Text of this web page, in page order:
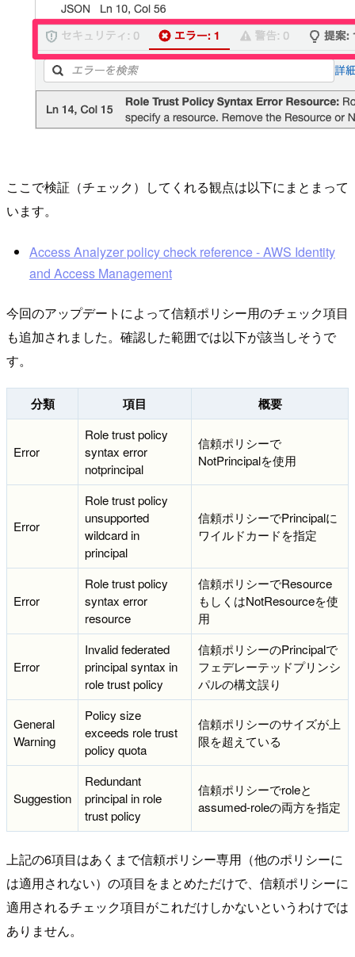
ここで検証（チェック）してくれる観点は以下にまとまって
います。
Access Analyzer policy check reference - AWS Identity
and Access Management
今回のアップデートによって信頼ポリシー用のチェック項目
も追加されました。確認した範囲では以下が該当しそうで
す。
分類 項目 概要
Error
Role trust policy
syntax error
notprincipal
信頼ポリシーで
NotPrincipalを使用
Error
Role trust policy
unsupported
wildcard in
principal
信頼ポリシーでPrincipalに
ワイルドカードを指定
Error
Role trust policy
syntax error
resource
信頼ポリシーでResource
もしくはNotResourceを使
用
Error
Invalid federated
principal syntax in
role trust policy
信頼ポリシーのPrincipalで
フェデレーテッドプリンシ
パルの構文誤り
General
Warning
Policy size
exceeds role trust
policy quota
信頼ポリシーのサイズが上
限を超えている
Suggestion
Redundant
principal in role
trust policy
信頼ポリシーでroleと
assumed-roleの両方を指定
上記の6項目はあくまで信頼ポリシー専用（他のポリシーに
は適用されない）の項目をまとめただけで、信頼ポリシーに
適用されるチェック項目がこれだけしかないというわけでは
ありません。